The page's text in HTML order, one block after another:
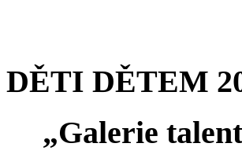
DĚTI DĚTEM
„Galerie